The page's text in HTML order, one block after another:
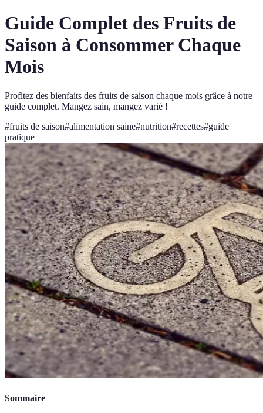
Guide Complet des Fruits de
Saison à Consommer Chaque
Mois
Profitez des bienfaits des fruits de saison chaque mois grâce à notre
guide complet. Mangez sain, mangez varié !
#fruits de saison#alimentation saine#nutrition#recettes#guide
pratique
Sommaire